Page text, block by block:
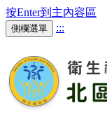
按Enter到主內容區
側欄選單 :::